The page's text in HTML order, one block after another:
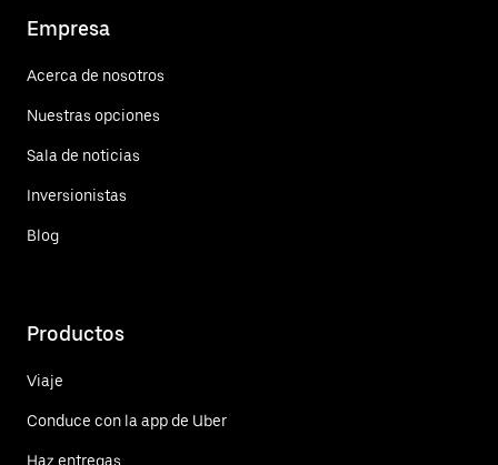
Empresa
Acerca de nosotros
Nuestras opciones
Sala de noticias
Inversionistas
Blog
Productos
Viaje
Conduce con la app de Uber
Haz entregas